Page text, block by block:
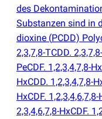
des
Substanzen sind in
dioxine (PCDD)
2,3,7,8-TCDD.
PeCDF. 1,2,3,4,7,8-
HxCDD. 1,2,3,4,7,8-
HxCDF.
2,3,4,6,7,8-HxCDF.